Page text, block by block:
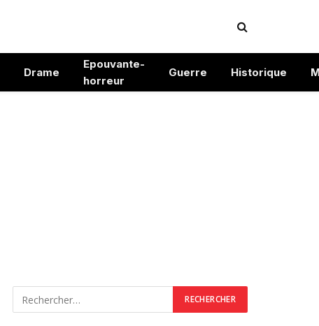
Drame
Epouvante-
horreur
Guerre Historique